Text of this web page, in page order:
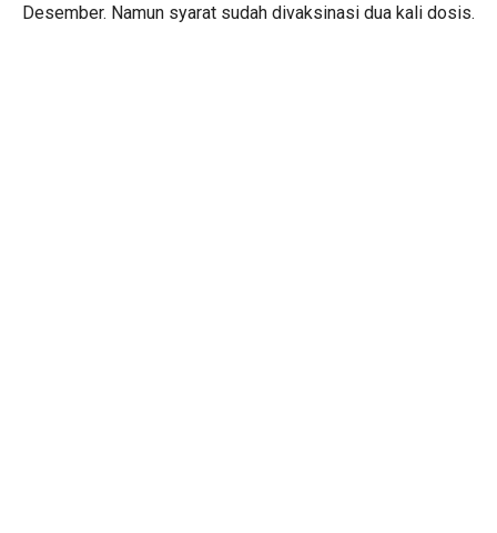
Desember. Namun syarat sudah divaksinasi dua kali dosis.